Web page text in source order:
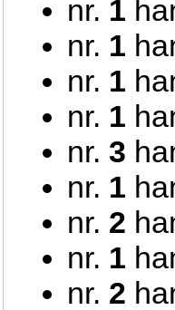
nr. 1
nr. 1
nr. 1
nr. 1
nr. 3
nr. 1
nr. 2
nr. 1
nr. 2